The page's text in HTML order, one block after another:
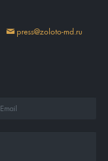
press@zoloto-md.ru